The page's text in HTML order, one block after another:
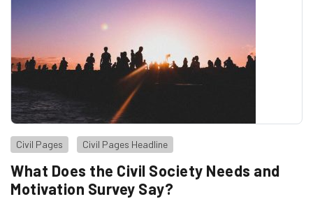
Civil Pages Civil Pages Headline
What Does the Civil Society Needs and
Motivation Survey Say?